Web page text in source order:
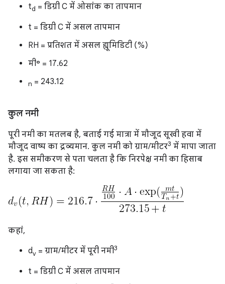
td = डिग्री C में ओसांक का तापमान
t = डिग्री C में असल तापमान
RH = प्रतिशत में असल ह्यूमिडिटी (%)
मी॰ = 17.62
n = 243.12
कुल नमी
पूरी नमी का मतलब है, बताई गई मात्रा में मौजूद सूखी हवा में
मौजूद वाष्प का द्रव्यमान. कुल नमी को ग्राम/मीटर3 में मापा जाता
है. इस समीकरण से पता चलता है कि निरपेक्ष नमी का हिसाब
लगाया जा सकता है:
कहां,
dv = ग्राम/मीटर में पूरी नमी3
t = डिग्री C में असल तापमान